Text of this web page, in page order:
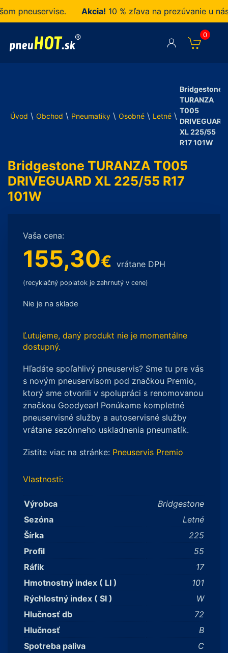
pneuservise. Akcia!10 % zľava na prezúvanie u nás
0
Úvod \ Obchod \ Pneumatiky \ Osobné \ Letné \
Bridgestone
TURANZA
T005
DRIVEGUARD
XL 225/55
R17 101W
Bridgestone TURANZA T005
DRIVEGUARD XL 225/55 R17
101W
Vaša cena:
155,30€ vrátane DPH
(recyklačný poplatok je zahrnutý v cene)
Nie je na sklade
Ľutujeme, daný produkt nie je momentálne
dostupný.
Hľadáte spoľahlivý pneuservis? Sme tu pre vás
s novým pneuservisom pod značkou Premio,
ktorý sme otvorili v spolupráci s renomovanou
značkou Goodyear! Ponúkame kompletné
pneuservisné služby a autoservisné služby
vrátane sezónneho uskladnenia pneumatík.
Zistite viac na stránke: Pneuservis Premio
Vlastnosti:
Výrobca
Bridgestone
Sezóna
Letné
Šírka
225
Profil
55
Ráfik
17
Hmotnostný index ( LI )
101
Rýchlostný index ( SI )
W
Hlučnosť db
72
Hlučnosť
B
Spotreba paliva
C